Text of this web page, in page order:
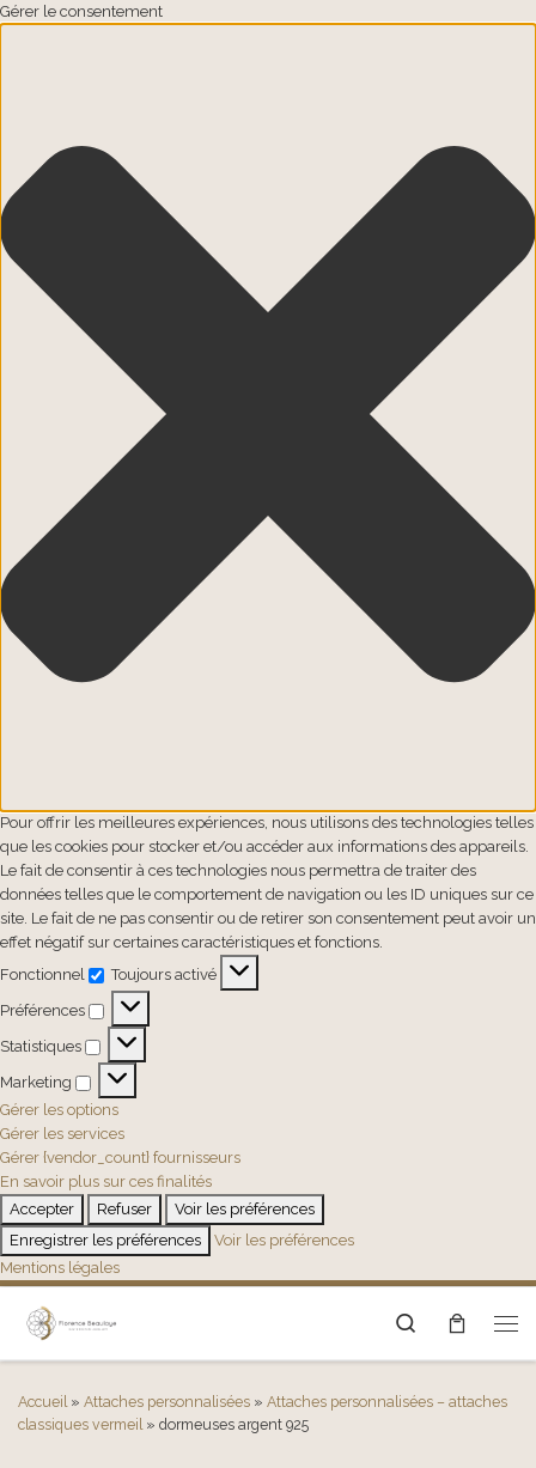
Gérer le consentement
Pour offrir les meilleures expériences, nous utilisons des technologies telles
que les cookies pour stocker et/ou accéder aux informations des appareils.
Le fait de consentir à ces technologies nous permettra de traiter des
données telles que le comportement de navigation ou les ID uniques sur ce
site. Le fait de ne pas consentir ou de retirer son consentement peut avoir un
effet négatif sur certaines caractéristiques et fonctions.
Fonctionnel
Fonctionnel
Toujours activé
Préférences
Statistiques
Marketing
Gérer les options
Gérer les services
Gérer {vendor_count} fournisseurs
En savoir plus sur ces finalités
Accepter
Refuser
Voir les préférences
Enregistrer les préférences
Voir les préférences
Mentions légales
Search
Accueil » Attaches personnalisées » Attaches personnalisées – attaches
classiques vermeil » dormeuses argent 925